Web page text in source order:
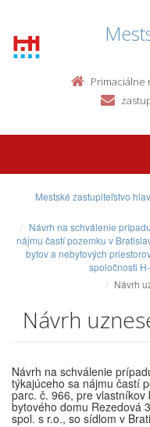
Primaciálne
Mestské zastupiteľstvo
Návrh na schválenie
nájmu častí pozemku v
bytov a nebytových
spoločnosti
Návrh
Návrh
Návrh na schválenie
týkajúceho sa nájmu častí
parc. č. 966, pre
bytového domu Rezedová
spol. s r.o., so sídlom v